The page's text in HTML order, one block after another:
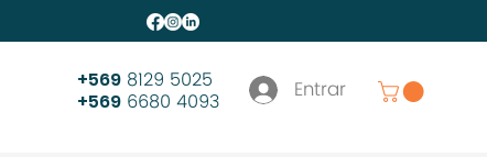
Entrar
+569 8129 5025
+569 6680 4093